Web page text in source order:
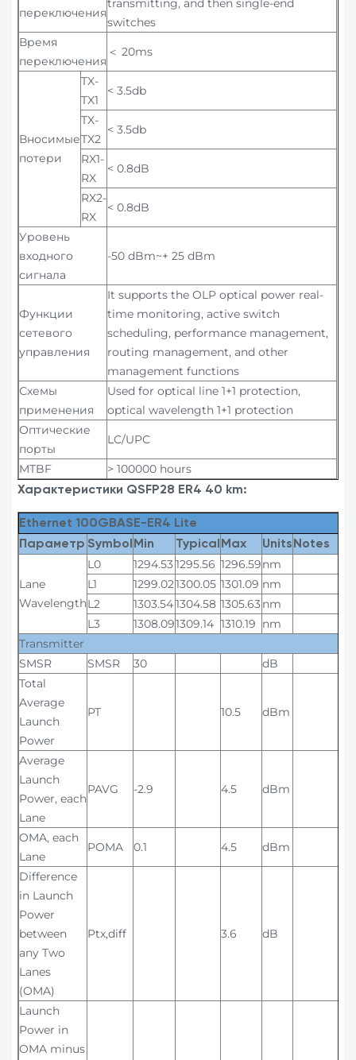
переключения
transmitting, and then single-end
switches
Время
переключения
＜ 20ms
Вносимые
потери
TX-
TX1
< 3.5db
TX-
TX2
< 3.5db
RX1-
RX
< 0.8dB
RX2-
RX
< 0.8dB
Уровень
входного
сигнала
-50 dBm~+ 25 dBm
Функции
сетевого
управления
It supports the OLP optical power real-
time monitoring, active switch
scheduling, performance management,
routing management, and other
management functions
Схемы
применения
Used for optical line 1+1 protection,
optical wavelength 1+1 protection
Оптические
порты
LC/UPC
MTBF > 100000 hours
Характеристики QSFP28 ER4 40 km:
Ethernet 100GBASE-ER4 Lite
Параметр SymbolMin TypicalMax UnitsNotes
Lane
Wavelength
L0 1294.531295.56 1296.59nm
L1
1299.021300.05 1301.09 nm
L2
1303.541304.58 1305.63nm
L3
1308.091309.14 1310.19 nm
Transmitter
SMSR
SMSR 30
dB
Total
Average
Launch
Power
PT 10.5 dBm
Average
Launch
Power, each
Lane
PAVG -2.9 4.5 dBm
OMA, each
Lane
POMA 0.1 4.5 dBm
Difference
in Launch
Power
between
any Two
Lanes
(OMA)
Ptx,diff 3.6 dB
Launch
Power in
OMA minus